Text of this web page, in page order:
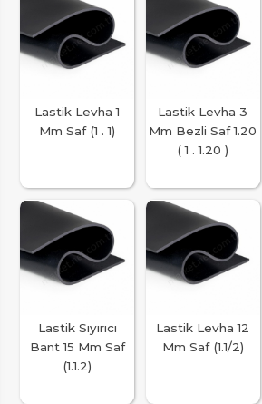
Lastik Levha 1
Mm Saf (1 . 1)
Lastik Levha 3
Mm Bezli Saf 1.20
( 1 . 1.20 )
Lastik Sıyırıcı
Bant 15 Mm Saf
(1.1.2)
Lastik Levha 12
Mm Saf (1.1/2)